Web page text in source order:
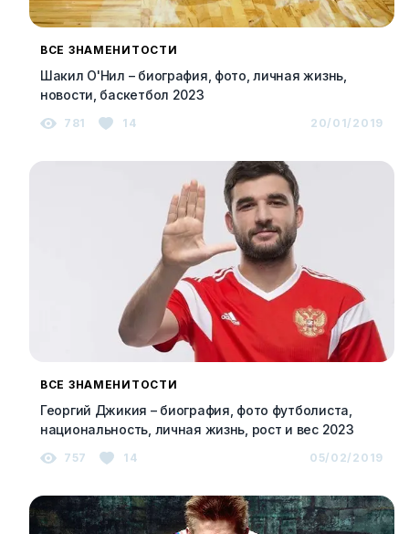
ВСЕ ЗНАМЕНИТОСТИ
Шакил О'Нил – биография, фото, личная жизнь,
новости, баскетбол 2023
781 14 20/01/2019
ВСЕ ЗНАМЕНИТОСТИ
Георгий Джикия – биография, фото футболиста,
национальность, личная жизнь, рост и вес 2023
757 14 05/02/2019